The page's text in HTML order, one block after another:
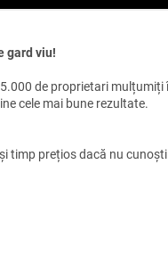
gard viu!
de proprietari mulțumiți
cele mai bune rezultate.
timp prețios dacă nu